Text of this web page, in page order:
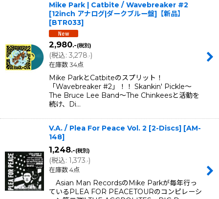
Mike Park | Catbite / Wavebreaker #2
[12inch アナログ|ダークブルー盤]【新品】
[BTR033]
2,980.-(税別)
(税込: 3,278.-)
在庫数 34点
Mike ParkとCatbiteのスプリット！
「Wavebreaker #2」！！ Skankin' Pickle〜
The Bruce Lee Band〜The Chinkeesと活動を
続け、Di…
V.A. / Plea For Peace Vol. 2 [2-Discs] [AM-
148]
1,248.-(税別)
(税込: 1,373.-)
在庫数 4点
Asian Man RecordsのMike Parkが毎年行っ
ているPLEA FOR PEACETOURのコンピレーシ